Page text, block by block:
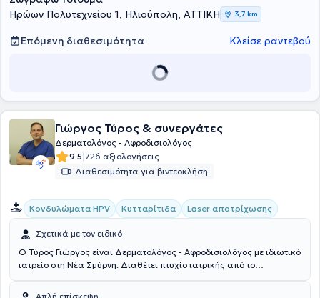
Ηρώων Πολυτεχνείου 1, Ηλιούπολη, ΑΤΤΙΚΗ
3,7 km
Επόμενη διαθεσιμότητα Κλείσε ραντεβού
Γιώργος Τύρος & συνεργάτες
Δερματολόγος - Αφροδισιολόγος
9.5|726 αξιολογήσεις
Διαθεσιμότητα για βιντεοκλήση
Κονδυλώματα HPV Κυτταρίτιδα Laser αποτρίχωσης
Σχετικά με τον ειδικό
Ο Τύρος Γιώργος είναι Δερματολόγος - Αφροδισιολόγος με ιδιωτικό
ιατρείο στη Νέα Σμύρνη. Διαθέτει πτυχίο ιατρικής από το
διδακτορική του διατριβή στο Πανεπιστήμιο Αθηνών σε